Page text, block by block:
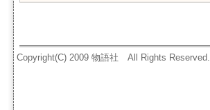
Copyright(C) 2009 物語社 All Rights Reserved.